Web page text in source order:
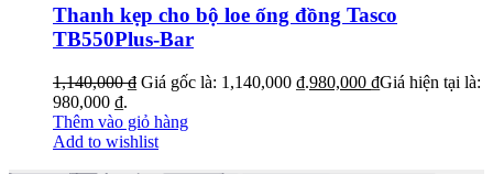
Thanh kẹp cho bộ loe ống đồng Tasco
TB550Plus-Bar
1,140,000₫ Giá gốc là: 1,140,000 ₫.980,000 ₫Giá hiện tại là:
980,000 ₫.
Thêm vào giỏ hàng
Add to wishlist